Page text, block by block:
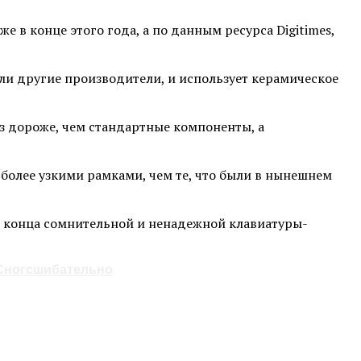
в конце этого года, а по данным ресурса Digitimes,
другие производители, и использует керамическое
дороже, чем стандартные компоненты, а
узкими рамками, чем те, что были в нынешнем
сомнительной и ненадежной клавиатуры-